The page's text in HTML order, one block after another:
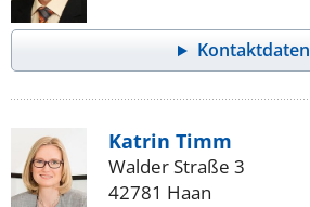
Kontaktdaten
Katrin Timm
Walder Straße 3
42781 Haan